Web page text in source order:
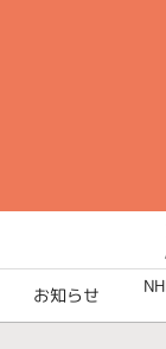
ン
に
お知らせ